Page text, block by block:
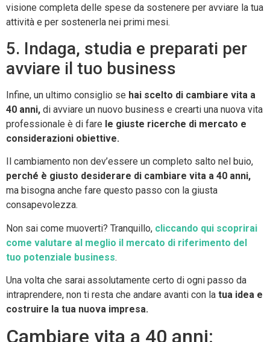
visione completa delle spese da sostenere per avviare la tua
attività e per sostenerla nei primi mesi.
5. Indaga, studia e preparati per
avviare il tuo business
Infine, un ultimo consiglio se hai scelto di cambiare vita a
40 anni, di avviare un nuovo business e crearti una nuova vita
professionale è di fare le giuste ricerche di mercato e
considerazioni obiettive.
Il cambiamento non dev’essere un completo salto nel buio,
perché è giusto desiderare di cambiare vita a 40 anni,
ma bisogna anche fare questo passo con la giusta
consapevolezza.
Non sai come muoverti? Tranquillo, cliccando qui scoprirai
come valutare al meglio il mercato di riferimento del
tuo potenziale business.
Una volta che sarai assolutamente certo di ogni passo da
intraprendere, non ti resta che andare avanti con la tua idea e
costruire la tua nuova impresa.
Cambiare vita a 40 anni: